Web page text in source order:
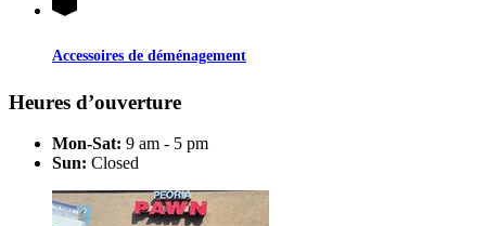
Accessoires de déménagement
Heures d’ouverture
Mon-Sat: 9 am - 5 pm
Sun: Closed